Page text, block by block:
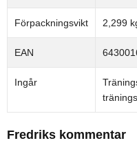
Förpackningsvikt 2,299
EAN
Ingår
Fredriks kommentar